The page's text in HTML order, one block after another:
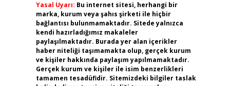
Yasal Uyarı: Bu internet sitesi, herhangi bir
marka, kurum veya şahıs şirketi ile hiçbir
bağlantısı bulunmamaktadır. Sitede yalnızca
kendi hazırladığımız makaleler
paylaşılmaktadır. Burada yer alan içerikler
haber niteliği taşımamakta olup, gerçek kurum
ve kişiler hakkında paylaşım yapılmamaktadır.
Gerçek kurum ve kişiler ile isim benzerlikleri
tamamen tesadüfidir. Sitemizdeki bilgiler taslak